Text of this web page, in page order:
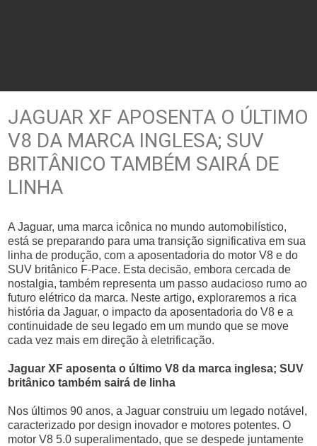
JAGUAR XF APOSENTA O ÚLTIMO
V8 DA MARCA INGLESA; SUV
BRITÂNICO TAMBÉM SAIRÁ DE
LINHA
A Jaguar, uma marca icônica no mundo automobilístico,
está se preparando para uma transição significativa em sua
linha de produção, com a aposentadoria do motor V8 e do
SUV britânico F-Pace. Esta decisão, embora cercada de
nostalgia, também representa um passo audacioso rumo ao
futuro elétrico da marca. Neste artigo, exploraremos a rica
história da Jaguar, o impacto da aposentadoria do V8 e a
continuidade de seu legado em um mundo que se move
cada vez mais em direção à eletrificação.
Jaguar XF aposenta o último V8 da marca inglesa; SUV
britânico também sairá de linha
Nos últimos 90 anos, a Jaguar construiu um legado notável,
caracterizado por design inovador e motores potentes. O
motor V8 5.0 superalimentado, que se despede juntamente